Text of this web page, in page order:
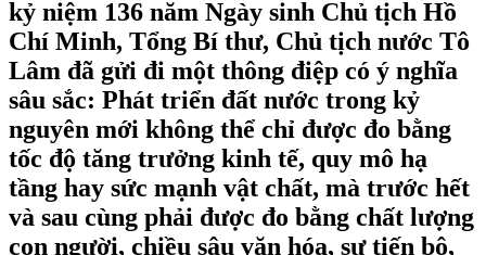
kỷ niệm 136 năm Ngày sinh Chủ tịch Hồ
Chí Minh, Tổng Bí thư, Chủ tịch nước Tô
Lâm đã gửi đi một thông điệp có ý nghĩa
sâu sắc: Phát triển đất nước trong kỷ
nguyên mới không thể chỉ được đo bằng
tốc độ tăng trưởng kinh tế, quy mô hạ
tầng hay sức mạnh vật chất, mà trước hết
và sau cùng phải được đo bằng chất lượng
con người, chiều sâu văn hóa, sự tiến bộ,